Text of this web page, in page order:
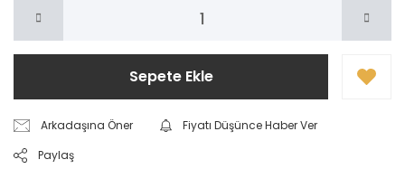
Sepete Ekle
Arkadaşına Öner
Fiyatı Düşünce Haber Ver
Paylaş